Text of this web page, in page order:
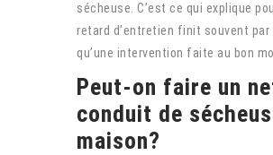
sécheuse. C’est ce qui explique
retard d’entretien finit souvent
qu’une intervention faite au bon
Peut-on faire un
conduit de
maison?